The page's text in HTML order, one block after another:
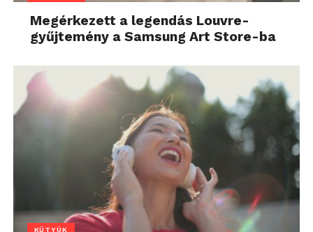
Megérkezett a legendás Louvre-
gyűjtemény a Samsung Art Store-ba
KÜTYÜK